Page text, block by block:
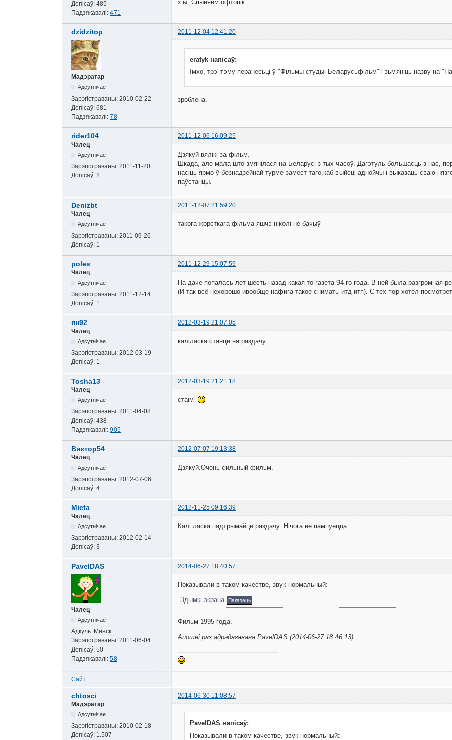
Допісаў: 485
Падзякавалі: 471
з.ы. Спыняем офтопік.
dzidzitop 2011-12-04 12:41:20
Мадэратар
Адсутнічае
Зарэгістраваны: 2010-02-22
Допісаў: 681
Падзякавалі: 78
eratyk напісаў:
Імхо, трэ' тэму перанесьці ў "Фільмы студыі Беларусьфільм" і зьмяніць назву на
зроблена.
rider104
2011-12-06 16:09:25
Чалец
Адсутнічае
Зарэгістраваны: 2011-11-20
Допісаў: 2
Дзякуй вялікі за фільм.
Шкада, але мала што змянілася на Беларусі з тых часоў. Дагэтуль большасць з нас,
насіць ярмо ў безнадзейнай турме замест таго,каб выйсці аднойчы і выказаць сваю
паўстанцы.
Denizbt
2011-12-07 21:59:20
Чалец
Адсутнічае
Зарэгістраваны: 2011-09-26
Допісаў: 1
такога жорсткага фільма яшчэ ніколі не бачыў
poles
2011-12-29 15:07:59
Чалец
Адсутнічае
Зарэгістраваны: 2011-12-14
Допісаў: 1
На даче попалась лет шесть назад какая-то газета 94-го года. В ней была разгромная
(И так всё нехорошо ивообще нафига такое снимать итд итп). С тех пор хотел
ян92
2012-03-19 21:07:05
Чалец
Адсутнічае
Зарэгістраваны: 2012-03-19
Допісаў: 1
каліласка станце на раздачу
Tosha13
2012-03-19 21:21:18
Чалец
Адсутнічае
Зарэгістраваны: 2011-04-08
Допісаў: 438
Падзякавалі: 905
стаім
Виктор54
2012-07-07 19:13:38
Чалец
Адсутнічае
Зарэгістраваны: 2012-07-06
Допісаў: 4
Дзякуй.Очень сильный фильм.
Mieta
2012-11-25 09:16:39
Чалец
Адсутнічае
Зарэгістраваны: 2012-02-14
Допісаў: 3
Калі ласка падтрымайце раздачу. Нічога не пампуецца.
PavelDAS 2014-06-27 18:40:57
Чалец
Адсутнічае
Адкуль: Минск
Зарэгістраваны: 2011-06-04
Допісаў: 50
Падзякавалі: 58
Показывали в таком качестве, звук нормальный:
Здымкі экрана
Паказаць
Фильм 1995 года.
Апошні раз адрэдагавана PavelDAS (2014-06-27 18:46:13)
Сайт
chtosci
2014-06-30 11:08:57
Мадэратар
Адсутнічае
Зарэгістраваны: 2010-02-18
Допісаў: 1.507
PavelDAS напісаў:
Показывали в таком качестве, звук нормальный: